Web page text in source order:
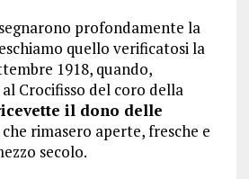
profondamente la
quello verificatosi la
1918, quando,
Crocifisso del coro della
il dono delle
che rimasero aperte, fresche e
secolo.